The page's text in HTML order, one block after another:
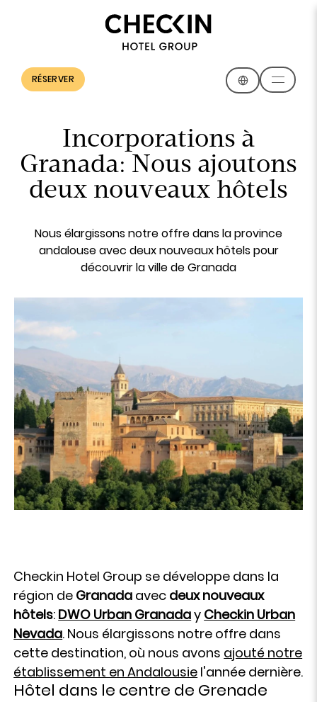
RÉSERVER
Incorporations à
Granada: Nous ajoutons
deux nouveaux hôtels
Nous élargissons notre offre dans la province
andalouse avec deux nouveaux hôtels pour
découvrir la ville de Granada
Checkin Hotel Group se développe dans la
région de Granada avec deux nouveaux
hôtels: DWO Urban Granaday Checkin Urban
Nevada. Nous élargissons notre offre dans
cette destination, où nous avons ajouté notre
établissement en Andalousie l'année dernière.
Hôtel dans le centre de Grenade